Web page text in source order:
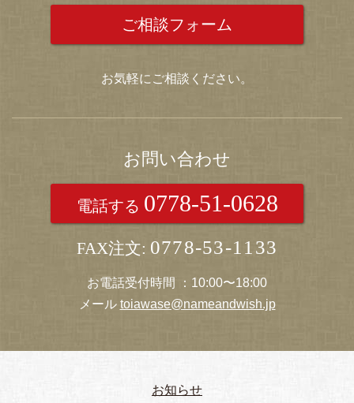
ご相談フォーム
お気軽にご相談ください。
お問い合わせ
電話する 0778-51-0628
FAX注文: 0778-53-1133
お電話受付時間 ：10:00〜18:00
メール toiawase@nameandwish.jp
お知らせ